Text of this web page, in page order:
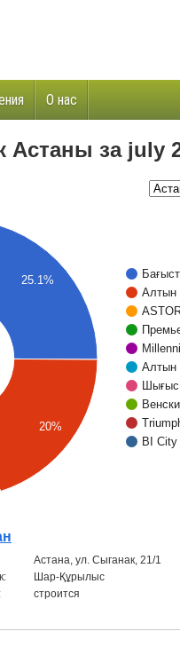
О нас
Астаны за july
Шығыс
BI City
25.1%
20%
Астана, ул. Сыганак, 21/1
Шар-Құрылыс
строится